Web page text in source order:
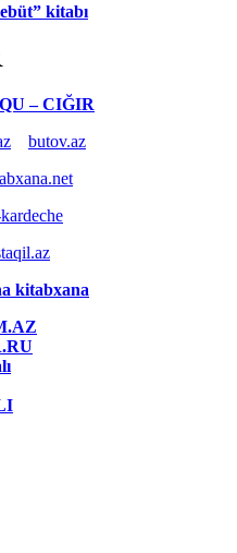
kitabı
– CIĞIR
butov.az
kitabxana